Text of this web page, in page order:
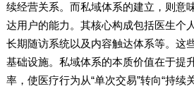
续经营关系。而私域体系的建立，则意
达用户的能力。其核心构成包括医生个
长期随访系统以及内容触达体系等。这
基础设施。私域体系的本质价值在于提
率，使医疗行为从“单次交易”转向“持续